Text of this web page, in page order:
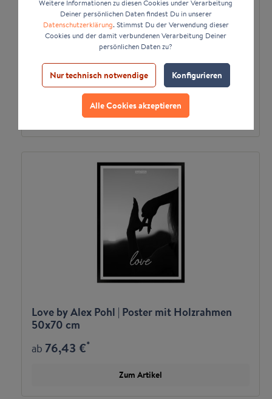
Frankreich Paris by Alex Pohl | Poster mit
Holzrahmen 50x70 cm
ab76,43 €*
Zum Artikel
Love by Alex Pohl | Poster mit Holzrahmen
50x70 cm
ab 76,43 €*
Zum Artikel
Weitere Informationen zu diesen Cookies under Verarbeitung
Deiner persönlichen Daten findest Du in unserer
Datenschutzerklärung. Stimmst Du der Verwendung dieser
Cookies und der damit verbundenen Verarbeitung Deiner
persönlichen Daten zu?
Nur technisch notwendige Konfigurieren
Alle Cookies akzeptieren